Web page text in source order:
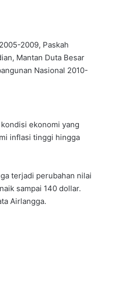
2009, Paskah
Mantan Duta Besar
Nasional 2010-
ekonomi yang
inflasi tinggi hingga
terjadi perubahan nilai
sampai 140 dollar.
Airlangga.